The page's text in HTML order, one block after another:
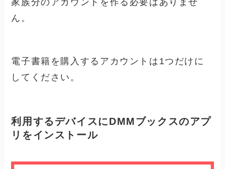
家族分のアカウントを作る必要はありませ
ん。
電子書籍を購入するアカウントは1つだけに
してください。
利用するデバイスにDMMブックスのアプ
リをインストール